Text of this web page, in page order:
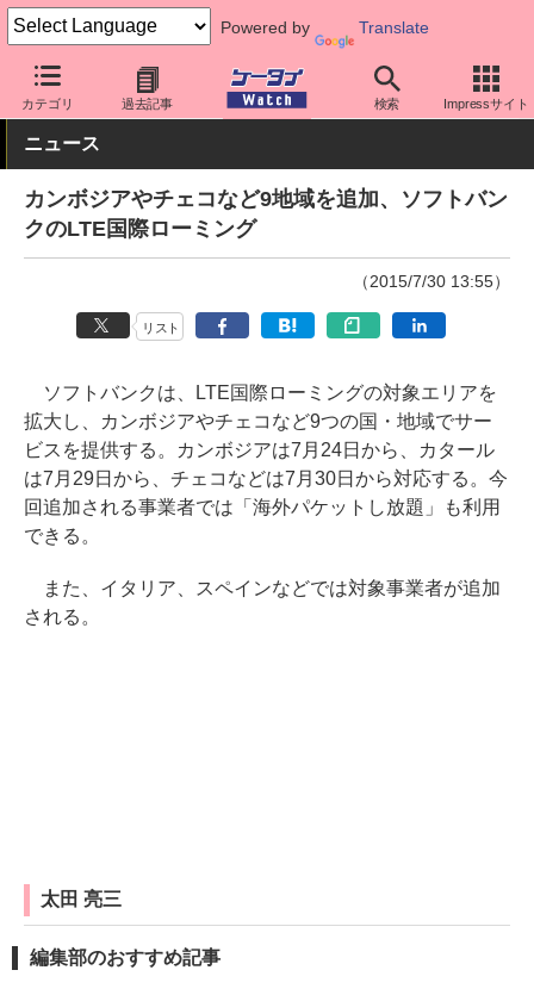
Powered by Translate
カテゴリ 過去記事 検索 Impressサイト
ケータイ Watch キャリア ソフトバンク ネットワーク/技術
ニュース
カンボジアやチェコなど9地域を追加、ソフトバン
クのLTE国際ローミング
（2015/7/30 13:55）
リスト
ソフトバンクは、LTE国際ローミングの対象エリアを
拡大し、カンボジアやチェコなど9つの国・地域でサー
ビスを提供する。カンボジアは7月24日から、カタール
は7月29日から、チェコなどは7月30日から対応する。今
回追加される事業者では「海外パケットし放題」も利用
できる。
また、イタリア、スペインなどでは対象事業者が追加
される。
太田 亮三
編集部のおすすめ記事